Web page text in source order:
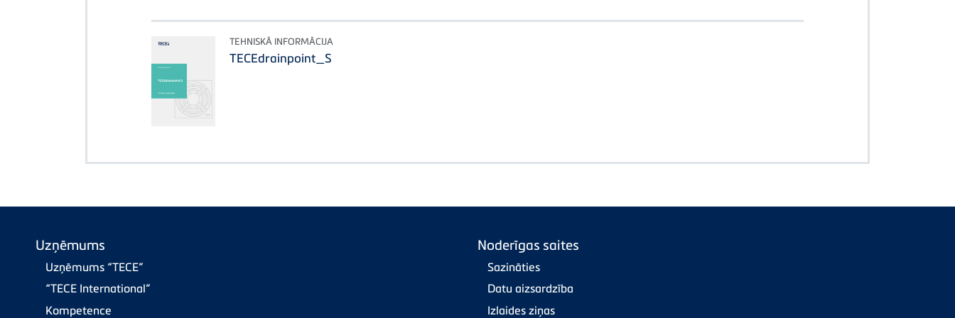
TEHNISKĀ INFORMĀCIJA
TECEdrainpoint_S
Uzņēmums
Uzņēmums “TECE”
“TECE International”
Kompetence
Noderīgas saites
Sazināties
Datu aizsardzība
Izlaides ziņas